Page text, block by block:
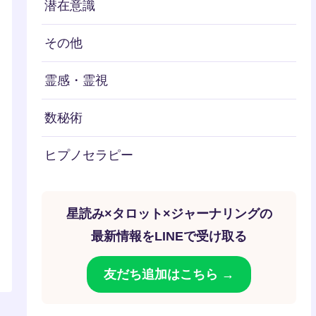
潜在意識
その他
霊感・霊視
数秘術
ヒプノセラピー
星読み×タロット×ジャーナリングの
最新情報をLINEで受け取る
友だち追加はこちら →